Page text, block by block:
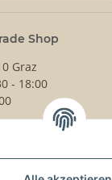
Shop
Graz
- 18:00